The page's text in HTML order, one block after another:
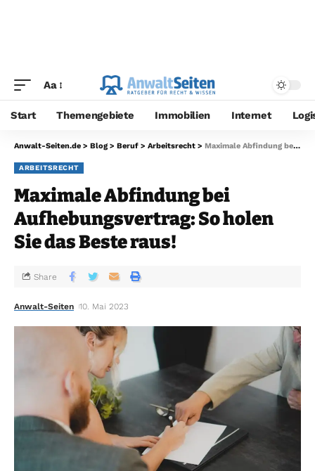
Aa
Start Themengebiete Immobilien Internet
Anwalt-Seiten.de > Blog > Beruf > Arbeitsrecht > Maximale Abfindung bei Aufhebungsvertrag: So holen Sie das Beste raus!
ARBEITSRECHT
Maximale Abfindung bei
Aufhebungsvertrag: So holen
Sie das Beste raus!
Anwalt-Seiten 10. Mai 2023
Share